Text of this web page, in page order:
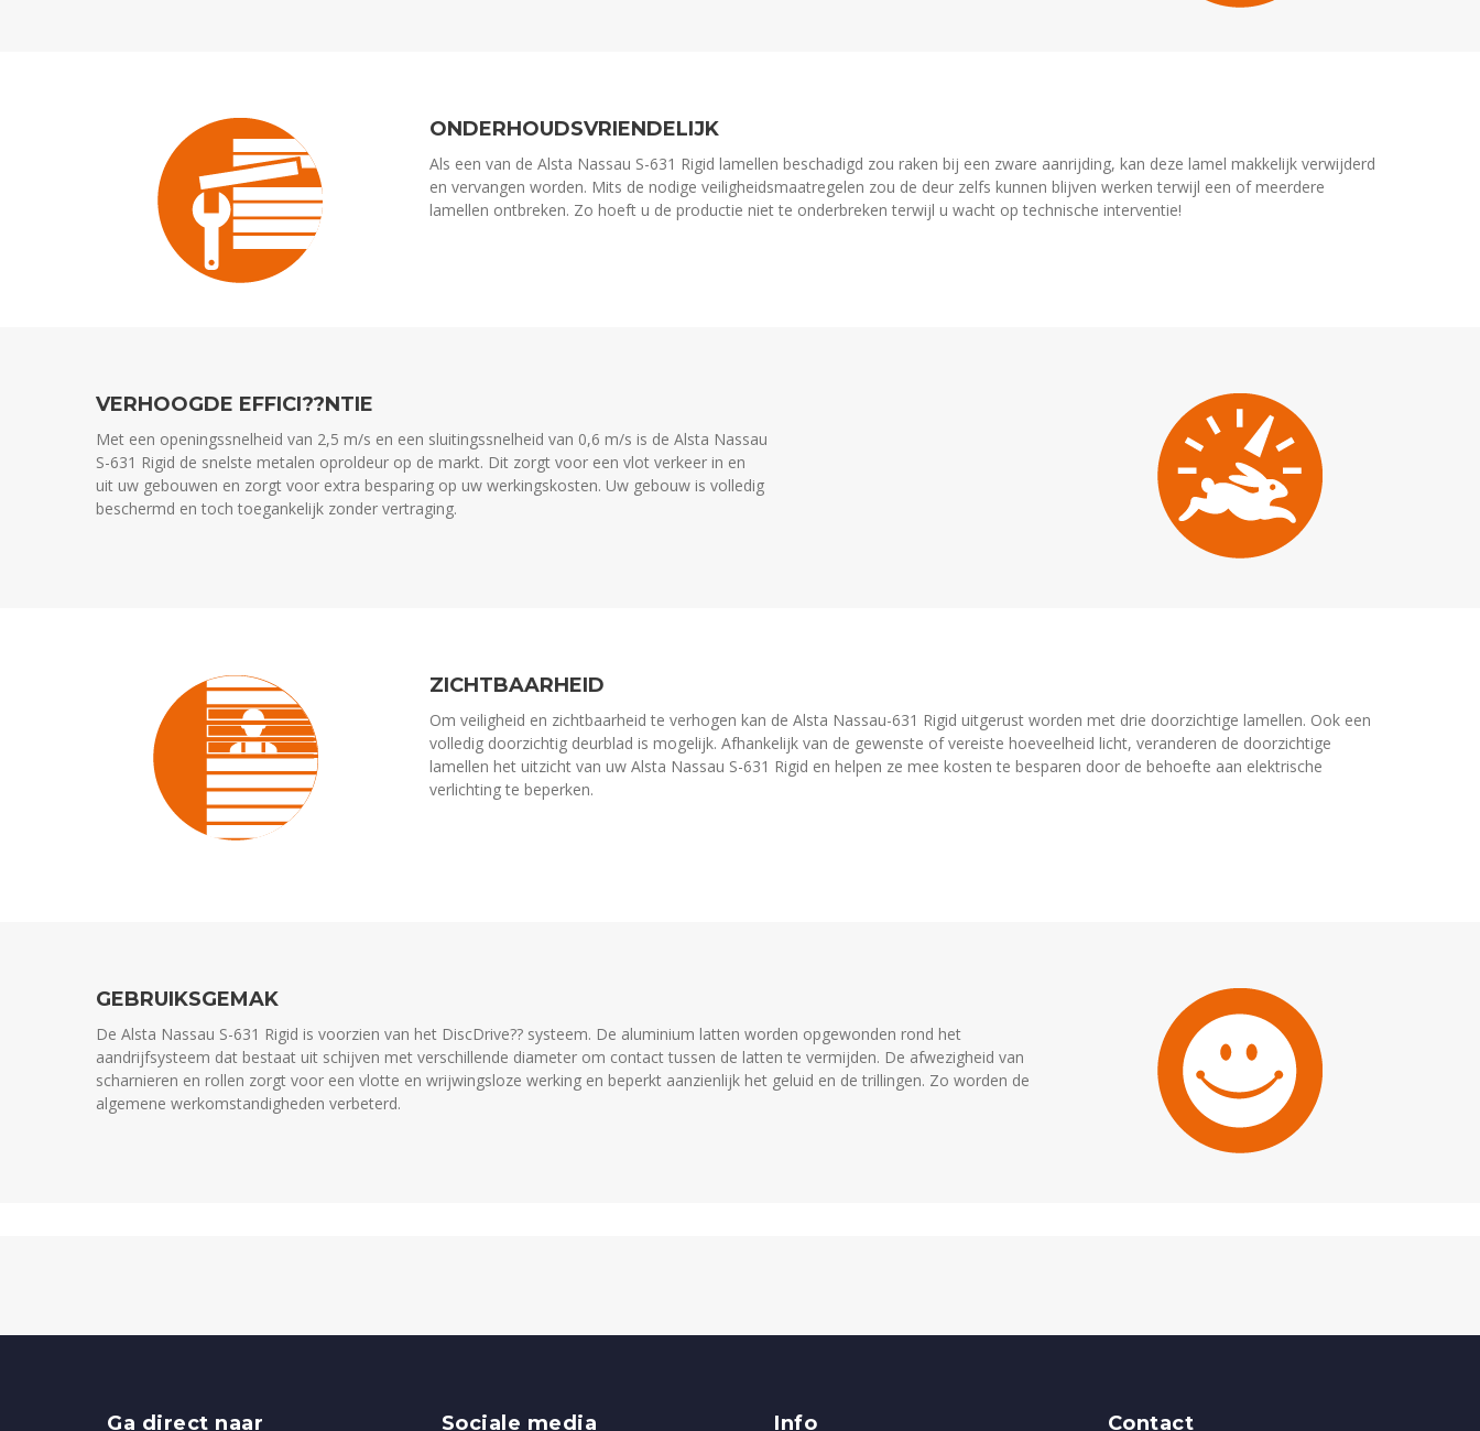
ONDERHOUDSVRIENDELIJK
Als een van de Alsta Nassau S-631 Rigid lamellen beschadigd zou raken bij een zware aanrijding, kan deze lamel makkelijk verwijderd
en vervangen worden. Mits de nodige veiligheidsmaatregelen zou de deur zelfs kunnen blijven werken terwijl een of meerdere
lamellen ontbreken. Zo hoeft u de productie niet te onderbreken terwijl u wacht op technische interventie!
VERHOOGDE EFFICI??NTIE
Met een openingssnelheid van 2,5 m/s en een sluitingssnelheid van 0,6 m/s is de Alsta Nassau
S-631 Rigid de snelste metalen oproldeur op de markt. Dit zorgt voor een vlot verkeer in en
uit uw gebouwen en zorgt voor extra besparing op uw werkingskosten. Uw gebouw is volledig
beschermd en toch toegankelijk zonder vertraging.
ZICHTBAARHEID
Om veiligheid en zichtbaarheid te verhogen kan de Alsta Nassau-631 Rigid uitgerust worden met drie doorzichtige lamellen. Ook een
volledig doorzichtig deurblad is mogelijk. Afhankelijk van de gewenste of vereiste hoeveelheid licht, veranderen de doorzichtige
lamellen het uitzicht van uw Alsta Nassau S-631 Rigid en helpen ze mee kosten te besparen door de behoefte aan elektrische
verlichting te beperken.
GEBRUIKSGEMAK
De Alsta Nassau S-631 Rigid is voorzien van het DiscDrive?? systeem. De aluminium latten worden opgewonden rond het
aandrijfsysteem dat bestaat uit schijven met verschillende diameter om contact tussen de latten te vermijden. De afwezigheid van
scharnieren en rollen zorgt voor een vlotte en wrijwingsloze werking en beperkt aanzienlijk het geluid en de trillingen. Zo worden de
algemene werkomstandigheden verbeterd.
Ga direct naar Sociale media Info Contact